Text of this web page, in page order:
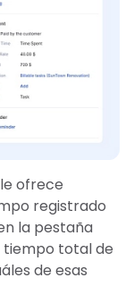
ofrece
registrado
la pestaña
tiempo total de
de esas